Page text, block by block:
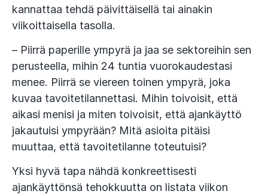
kannattaa tehdä päivittäisellä tai ainakin
viikoittaisella tasolla.
– Piirrä paperille ympyrä ja jaa se sektoreihin sen
perusteella, mihin 24 tuntia vuorokaudestasi
menee. Piirrä se viereen toinen ympyrä, joka
kuvaa tavoitetilannettasi. Mihin toivoisit, että
aikasi menisi ja miten toivoisit, että ajankäyttö
jakautuisi ympyrään? Mitä asioita pitäisi
muuttaa, että tavoitetilanne toteutuisi?
Yksi hyvä tapa nähdä konkreettisesti
ajankäyttönsä tehokkuutta on listata viikon